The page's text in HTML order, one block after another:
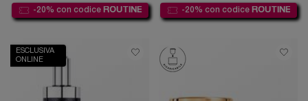
-20% con codice ROUTINE -20% con codice ROUTINE
ESCLUSIVA
ONLINE